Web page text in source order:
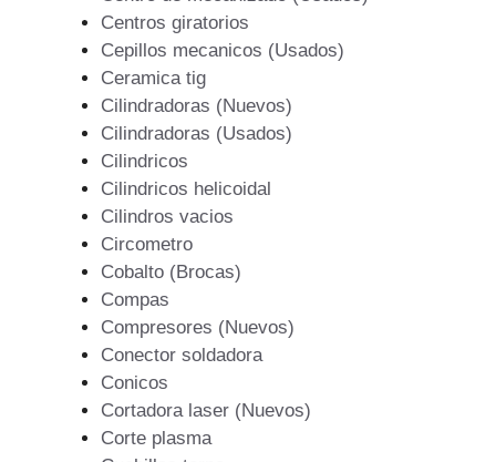
Centros giratorios
Cepillos mecanicos (Usados)
Ceramica tig
Cilindradoras (Nuevos)
Cilindradoras (Usados)
Cilindricos
Cilindricos helicoidal
Cilindros vacios
Circometro
Cobalto (Brocas)
Compas
Compresores (Nuevos)
Conector soldadora
Conicos
Cortadora laser (Nuevos)
Corte plasma